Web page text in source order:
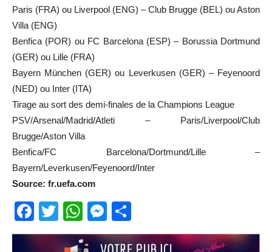
Paris (FRA) ou Liverpool (ENG) – Club Brugge (BEL) ou Aston
Villa (ENG)
Benfica (POR) ou FC Barcelona (ESP) – Borussia Dortmund
(GER) ou Lille (FRA)
Bayern München (GER) ou Leverkusen (GER) – Feyenoord
(NED) ou Inter (ITA)
Tirage au sort des demi-finales de la Champions League
PSV/Arsenal/Madrid/Atleti – Paris/Liverpool/Club
Brugge/Aston Villa
Benfica/FC Barcelona/Dortmund/Lille –
Bayern/Leverkusen/Feyenoord/Inter
Source: fr.uefa.com
Facebook
TwitterWhatsApp
Messenger